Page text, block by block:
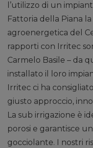
l’utilizzo di un
Fattoria della Piana
agroenergetica del
rapporti con Irritec
Carmelo Basile – da
installato il loro
Irritec ci ha
giusto approccio,
La sub irrigazione è
porosi e garantisce
gocciolante. I nostri